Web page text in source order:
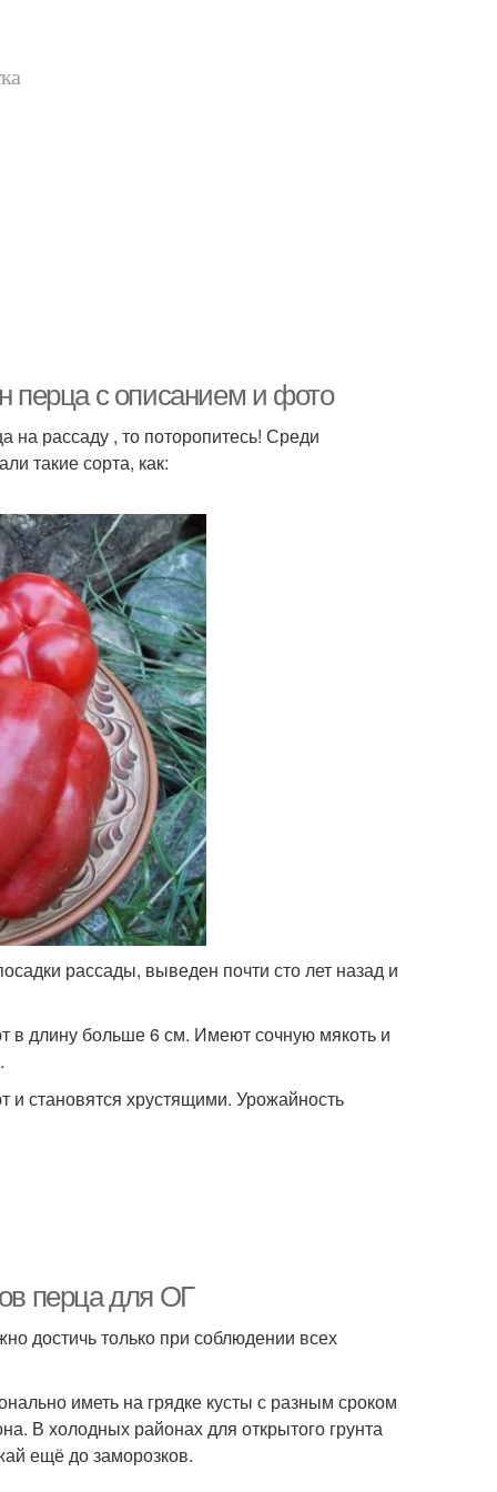
перца с описанием и фото
рассаду , то поторопитесь! Среди
такие сорта, как:
рассады, выведен почти сто лет назад и
в длину больше 6 см. Имеют сочную мякоть и
и становятся хрустящими. Урожайность
перца для ОГ
достичь только при соблюдении всех
иметь на грядке кусты с разным сроком
В холодных районах для открытого грунта
ещё до заморозков.